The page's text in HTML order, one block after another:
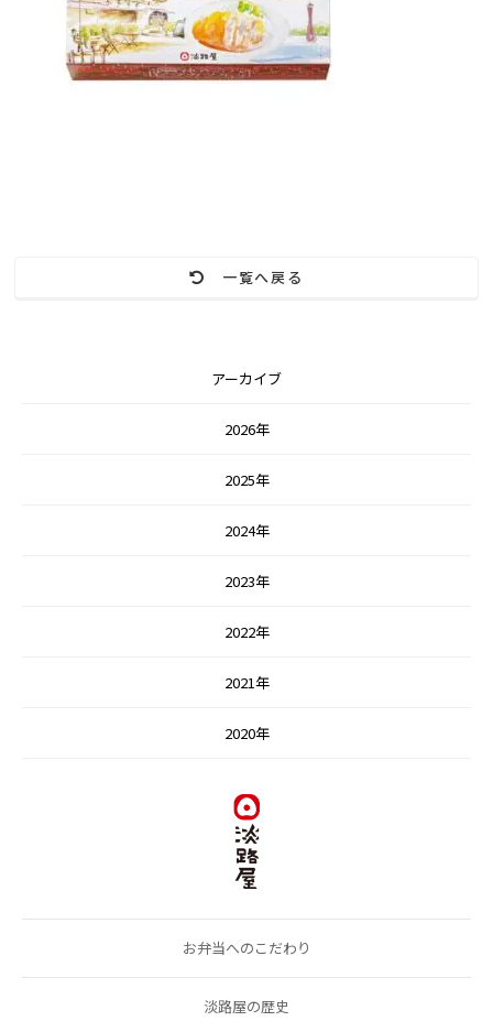
一覧へ戻る
アーカイブ
2026年
2025年
2024年
2023年
2022年
2021年
2020年
お弁当へのこだわり
淡路屋の歴史